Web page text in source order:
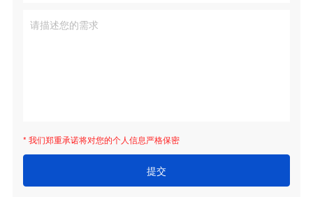
* 我们郑重承诺将对您的个人信息严格保密
提交